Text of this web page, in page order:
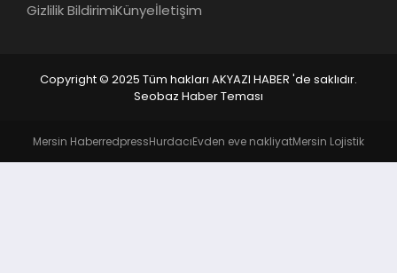
Gizlilik BildirimiKünyeİletişim
Copyright © 2025 Tüm hakları AKYAZI HABER 'de saklıdır.
Seobaz Haber Teması
Mersin HaberredpressHurdacıEvden eve nakliyatMersin Lojistik